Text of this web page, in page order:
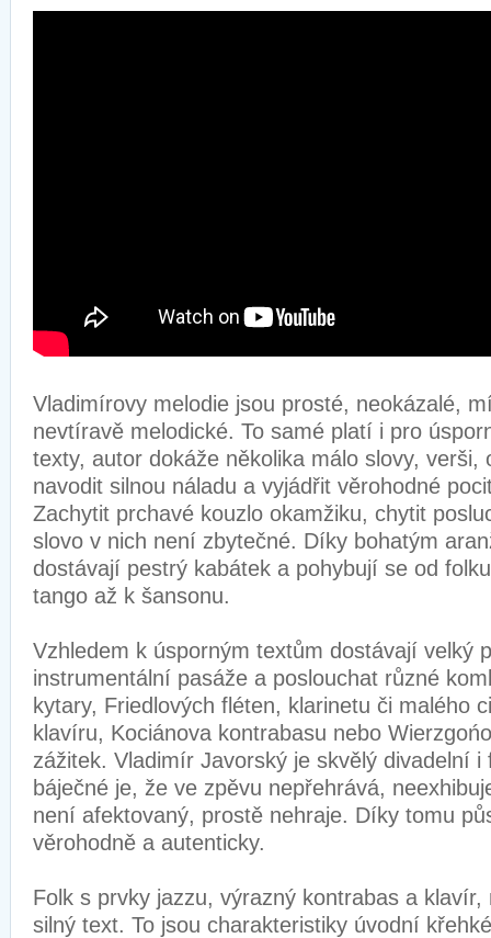
Vladimírovy melodie jsou prosté, neokázalé,
nevtíravě melodické. To samé platí i pro
texty, autor dokáže několika málo slovy, verši,
navodit silnou náladu a vyjádřit věrohodné
Zachytit prchavé kouzlo okamžiku, chytit
slovo v nich není zbytečné. Díky bohatým
dostávají pestrý kabátek a pohybují se od
tango až k šansonu.
Vzhledem k úsporným textům dostávají velký
instrumentální pasáže a poslouchat různé
kytary, Friedlových fléten, klarinetu či malého
klavíru, Kociánova kontrabasu nebo
zážitek. Vladimír Javorský je skvělý divadelní i
báječné je, že ve zpěvu nepřehrává,
není afektovaný, prostě nehraje. Díky tomu
věrohodně a autenticky.
Folk s prvky jazzu, výrazný kontrabas a klavír,
silný text. To jsou charakteristiky úvodní